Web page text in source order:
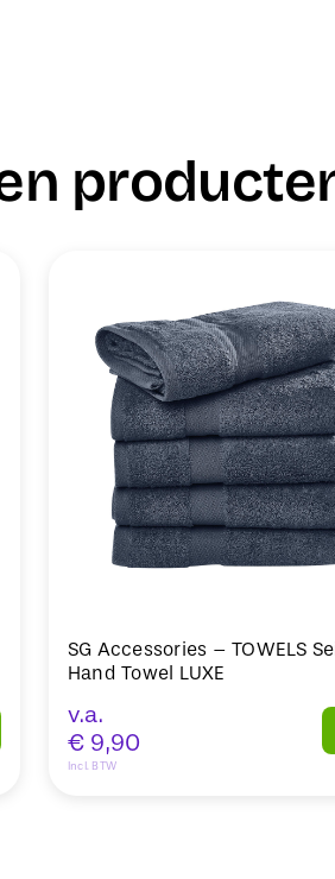
SG Accessories – TOWELS
Hand Towel LUXE
v.a.
€ 9,90
Incl. BTW